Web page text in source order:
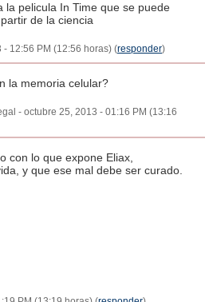
la pelicula In Time que se puede
de la ciencia
- 12:56 PM (12:56 horas) (responder)
la memoria celular?
- octubre 25, 2013 - 01:16 PM (13:16
con lo que expone Eliax,
y que ese mal debe ser curado.